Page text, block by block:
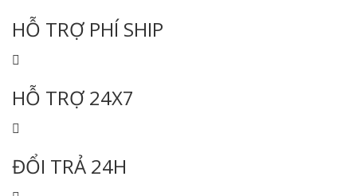
HỖ TRỢ PHÍ SHIP
HỖ TRỢ 24X7
ĐỔI TRẢ 24H